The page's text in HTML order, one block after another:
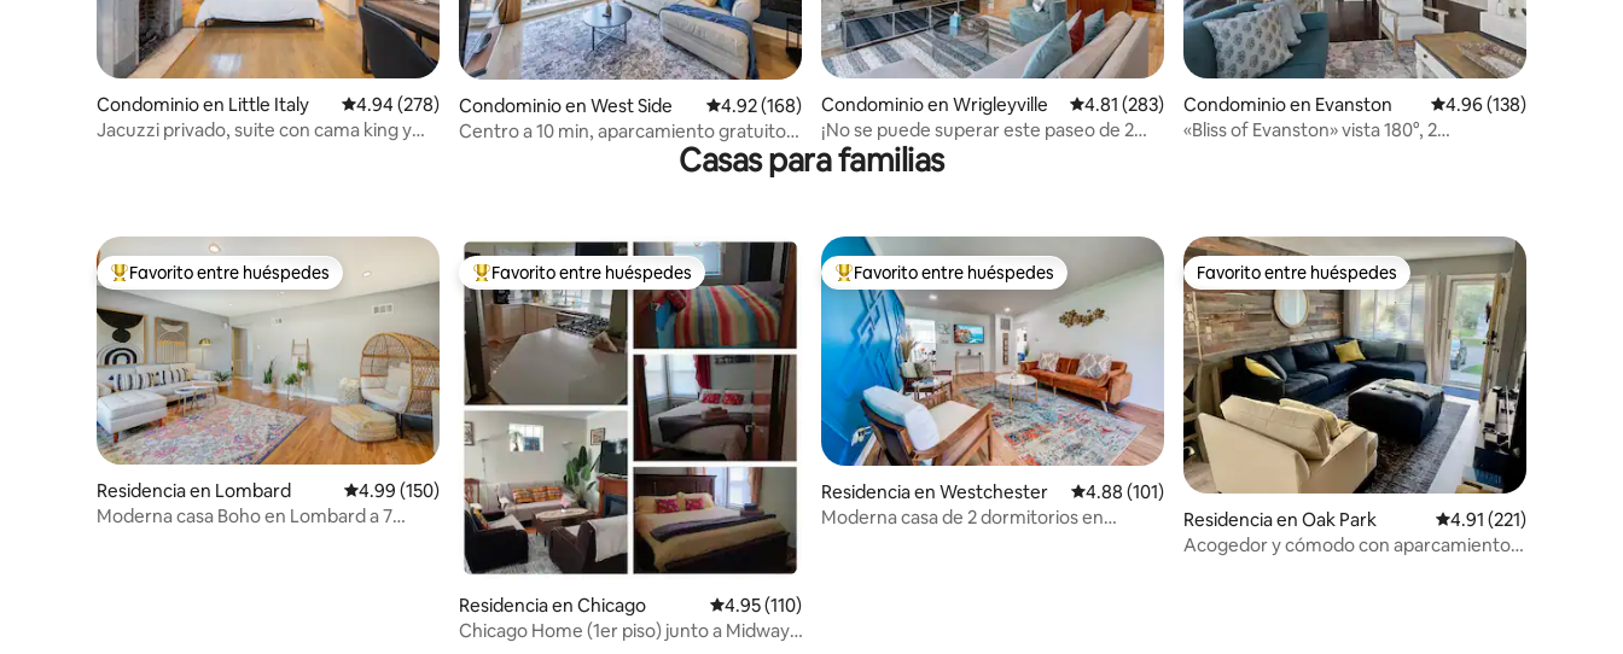
Condominio en Little Italy Calificación promedio: 4.94 de 5; 278 evaluaciones
4.94 (278)
Jacuzzi privado, suite con cama king y
Condominio en West Side Calificación promedio: 4.92 de 5; 168 evaluaciones
4.92 (168)
Centro a 10 min, aparcamiento gratuito,
ping-pong, capacidad para 10 personas
Condominio en Wrigleyville Calificación promedio: 4.81 de 5; 283 evaluaciones
4.81 (283)
¡No se puede superar este paseo de 2
minutos a Wrigley!
Condominio en Evanston Calificación promedio:
4.96 (138)
«Bliss of Evanston» vista 180°, 2
Casas para familias
De los mejores en Favorito entre huéspedes
Favorito entre huéspedes
Residencia en Lombard Calificación promedio: 4.99 de 5; 150 evaluaciones
4.99 (150)
Moderna casa Boho en Lombard a 7
De los mejores en Favorito entre huéspedes
Favorito entre huéspedes
Residencia en Chicago Calificación promedio: 4.95 de 5; 110 evaluaciones
4.95 (110)
Chicago Home (1er piso) junto a Midway,
De los mejores en Favorito entre huéspedes
Favorito entre huéspedes
Residencia en Westchester Calificación promedio: 4.88 de 5; 101 evaluaciones
4.88 (101)
Moderna casa de 2 dormitorios en
Favorito entre huéspedes
Favorito entre huéspedes
Residencia en Oak Park Calificación promedio:
4.91 (221)
Acogedor y cómodo con aparcamiento